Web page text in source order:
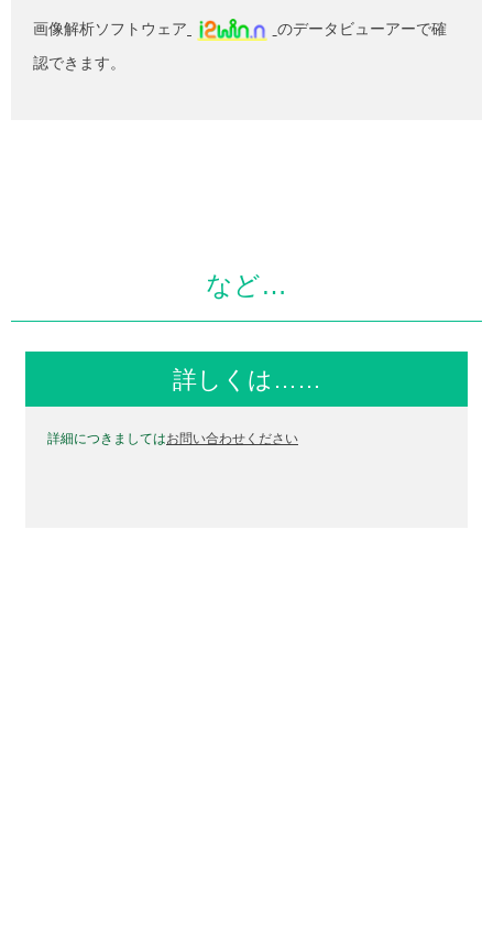
画像解析ソフトウェア
のデータビューアーで確
認できます。
など…
詳しくは……
詳細につきましてはお問い合わせください